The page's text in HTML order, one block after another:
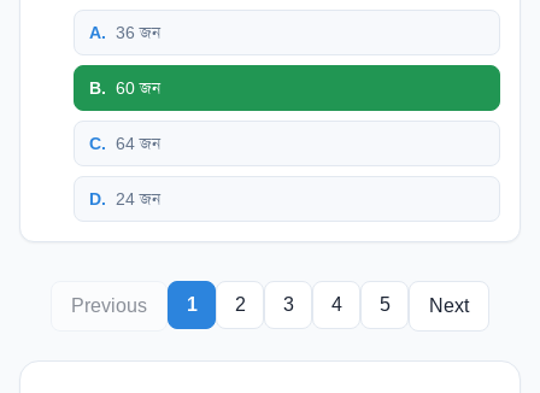
A. 36 জন
B. 60 জন
C. 64 জন
D. 24 জন
Previous 1 2 3 4 5 Next